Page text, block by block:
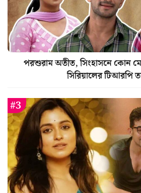
পরশুরাম অতীত, সিংহাসনে কোন
সিরিয়ালের টিআরপি